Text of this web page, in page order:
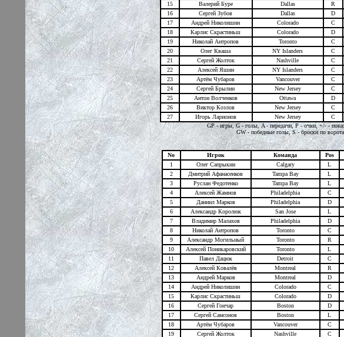
15
Валерий Буре Dallas R
16
Сергей Зубов Dallas D
17
Андрей Николишин Colorado C
18
Карлис Скрастиньш Colorado D
19
Николай Антропов Toronto C
20
Олег Кваша NY Islanders C
21 Сергей Жолток Nashville C
22
Алексей Яшин NY Islanders C
23
Артём Чубаров Vancouver C
24
Сергей Брылин New Jersey C
25
Антон Волченков Ottawa D
26
Виктор Козлов New Jersey C
27
Игорь Ларионов New Jersey C
GP - игры, G - голы, A - передачи, P - очки, +/- -
GW - победные голы, S - броски по
No
Игрок Команда Pos
1
Олег Сапрыкин Calgary L
2
Дмитрий Афанасенков Tampa Bay L
3
Руслан Федотенко Tampa Bay L
4
Алексей Жамнов Philadelphia C
5
Даниил Марков Philadelphia D
6
Александр Королюк San Jose L
7
Владимир Малахов Philadelphia D
8
Николай Антропов Toronto C
9
Александр Могильный Toronto R
10
Алексей Поникаровский Toronto L
11
Павел Дацюк Detroit C
12
Алексей Ковалёв Montreal R
13
Андрей Марков Montreal D
14
Андрей Николишин Colorado C
15
Карлис Скрастиньш Colorado D
16
Сергей Гончар Boston D
17
Сергей Самсонов Boston L
18
Артём Чубаров Vancouver C
19
Сергей Жолток Nashville C